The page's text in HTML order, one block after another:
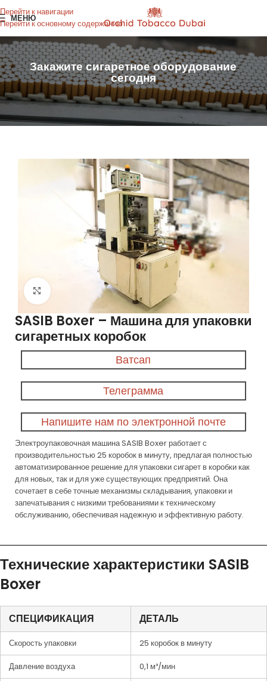
Перейти к навигации
Перейти к основному содержанию
МЕНЮ
Закажите сигаретное оборудование
сегодня
Нажмите, чтобы увеличить
SASIB Boxer – Машина для упаковки
сигаретных коробок
Ватсап
Телеграмма
Напишите нам по электронной почте
Электроупаковочная машина SASIB Boxer работает с
производительностью 25 коробок в минуту, предлагая полностью
автоматизированное решение для упаковки сигарет в коробки как
для новых, так и для уже существующих предприятий. Она
сочетает в себе точные механизмы складывания, упаковки и
запечатывания с низкими требованиями к техническому
обслуживанию, обеспечивая надежную и эффективную работу.
Технические характеристики SASIB
Boxer
СПЕЦИФИКАЦИЯ ДЕТАЛЬ
Скорость упаковки 25 коробок в минуту
Давление воздуха 0,1 м³/мин